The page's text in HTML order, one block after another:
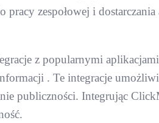
zespołowej i
z popularnymi
. Te integracje
publiczności. Integrując